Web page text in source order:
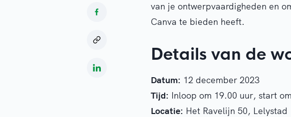
van je ontwerpvaardigheden en
Canva te bieden heeft.
Details van de
Datum: 12 december 2023
Tijd: Inloop om 19.00 uur, start
Locatie: Het Ravelijn 50, Lelystad